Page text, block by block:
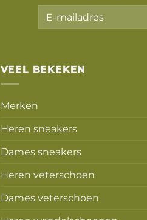
VEEL BEKEKEN
Merken
Heren sneakers
Dames sneakers
Heren veterschoen
Dames veterschoen